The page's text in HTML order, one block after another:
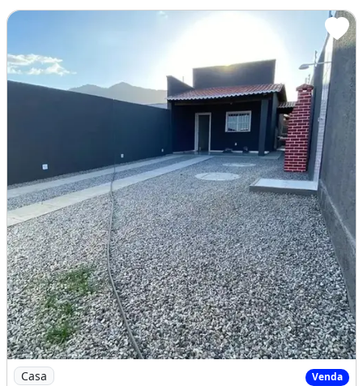
Imagem: Última Unidade, Casa Plana na Monguba com
Casa Venda